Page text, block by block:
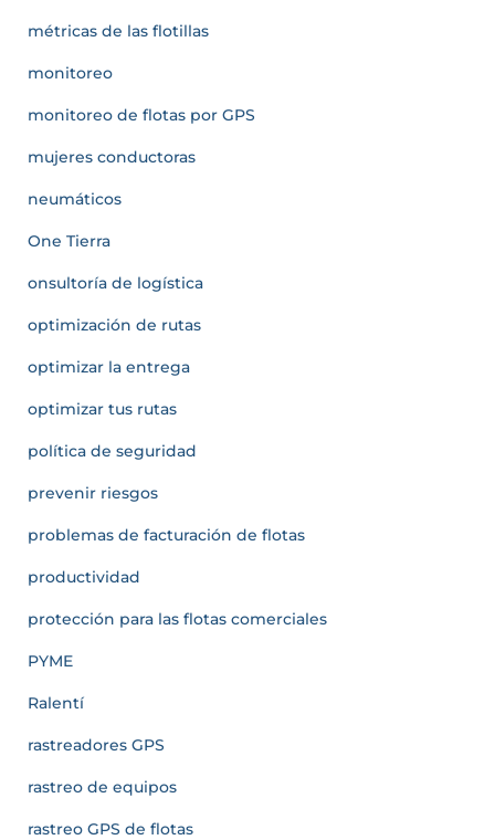
métricas de las flotillas
monitoreo
monitoreo de flotas por GPS
mujeres conductoras
neumáticos
One Tierra
onsultoría de logística
optimización de rutas
optimizar la entrega
optimizar tus rutas
política de seguridad
prevenir riesgos
problemas de facturación de flotas
productividad
protección para las flotas comerciales
PYME
Ralentí
rastreadores GPS
rastreo de equipos
rastreo GPS de flotas